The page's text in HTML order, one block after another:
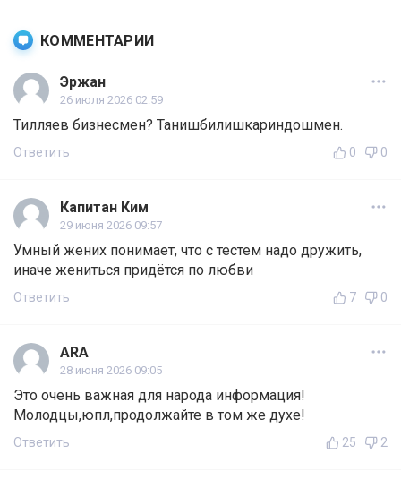
КОММЕНТАРИИ
Эржан
26 июля 2026 02:59
Тилляев бизнесмен? Танишбилишкариндошмен.
Ответить 0 0
Капитан Ким
29 июня 2026 09:57
Умный жених понимает, что с тестем надо дружить,
иначе жениться придётся по любви
Ответить 7 0
ARA
28 июня 2026 09:05
Это очень важная для народа информация!
Молодцы,юпл,продолжайте в том же духе!
Ответить 25 2